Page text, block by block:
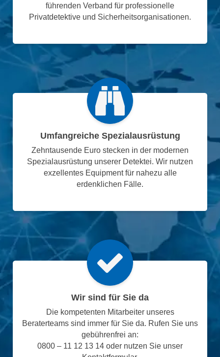
führenden Verband für professionelle
Privatdetektive und Sicherheitsorganisationen.
Umfangreiche Spezialausrüstung
Zehntausende Euro stecken in der modernen
Spezialausrüstung unserer Detektei. Wir nutzen
exzellentes Equipment für nahezu alle
erdenklichen Fälle.
Wir sind für Sie da
Die kompetenten Mitarbeiter unseres
Beraterteams sind immer für Sie da. Rufen Sie uns
gebührenfrei an:
0800 – 11 12 13 14 oder nutzen Sie unser